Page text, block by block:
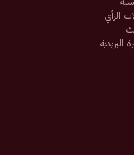
الرأي
البريدية